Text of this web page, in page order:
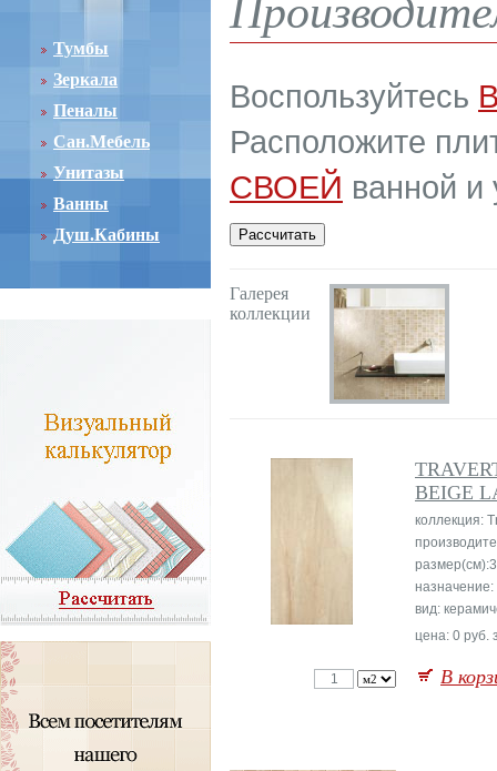
Тумбы
Зеркала
Пеналы
Сан.Мебель
Унитазы
Ванны
Душ.Кабины
Воспользуйтесь
Расположите
СВОЕЙ ванной и
Галерея
коллекции
BEIGE
коллекция:
вид:
цена: 0 руб.
В